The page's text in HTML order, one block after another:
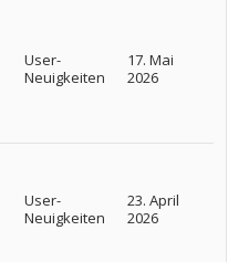
User-
Neuigkeiten
17. Mai
2026
User-
Neuigkeiten
23. April
2026